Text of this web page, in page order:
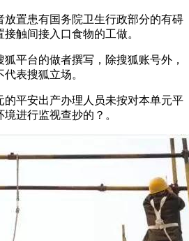
置患有国务院卫生行政部分的有碍
触间接入口食物的工做。
台的做者撰写，除搜狐账号外，
表搜狐立场。
平安出产办理人员未按对本单元平
进行监视查抄的？。